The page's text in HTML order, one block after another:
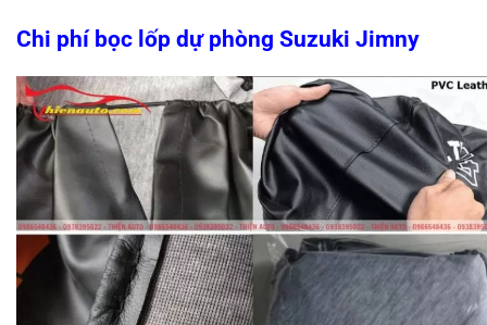
Chi phí bọc lốp dự phòng Suzuki Jimny